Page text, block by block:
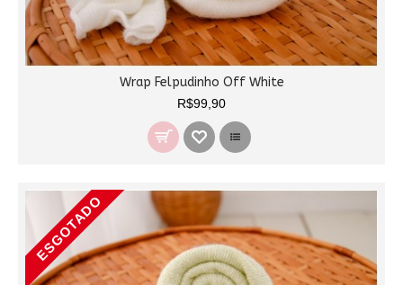
Wrap Felpudinho Off White
R$99,90
ESGOTADO